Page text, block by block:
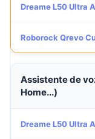
Dreame L50 Ultra
Roborock Qrevo
Assistente de
Home...)
Dreame L50 Ultra